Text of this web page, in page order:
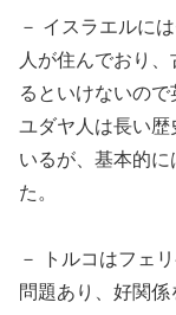
－ イスラエルに
人が住んでおり
るといけないので
ユダヤ人は長い
いるが、基本的
た。
－ トルコはフェ
問題あり、好関係